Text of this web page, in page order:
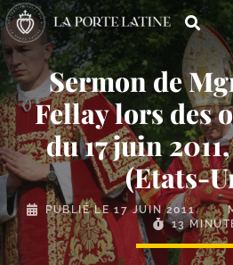
Sermon de
Fellay lors des
du 17 juin
(Etats-​
PUBLIÉ LE17 JUIN 2011
13